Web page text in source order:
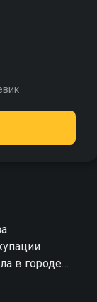
в городе
Им во